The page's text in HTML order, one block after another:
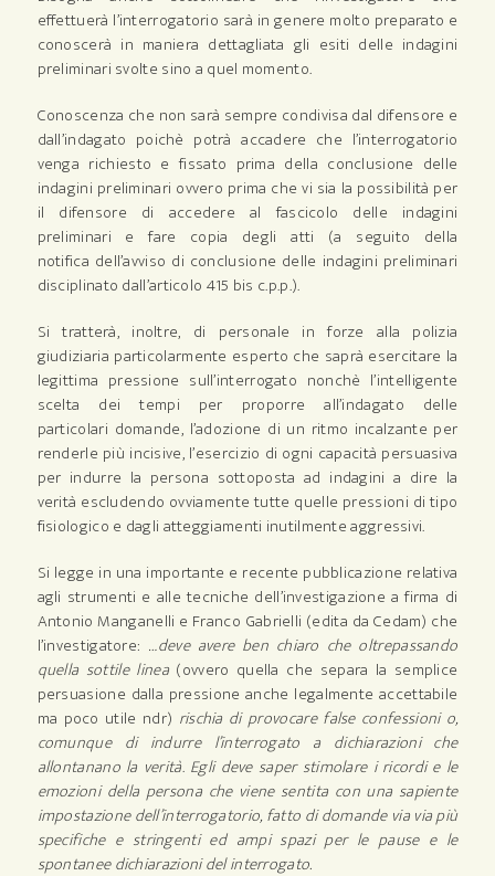
effettuerà l’interrogatorio sarà in genere molto preparato e
conoscerà in maniera dettagliata gli esiti delle indagini
preliminari svolte sino a quel momento.
Conoscenza che non sarà sempre condivisa dal difensore e
dall’indagato poichè potrà accadere che l’interrogatorio
venga richiesto e fissato prima della conclusione delle
indagini preliminari ovvero prima che vi sia la possibilità per
il difensore di accedere al fascicolo delle indagini
preliminari e fare copia degli atti (a seguito della
notifica dell’avviso di conclusione delle indagini preliminari
disciplinato dall’articolo 415 bis c.p.p.).
Si tratterà, inoltre, di personale in forze alla polizia
giudiziaria particolarmente esperto che saprà esercitare la
legittima pressione sull’interrogato nonchè l’intelligente
scelta dei tempi per proporre all’indagato delle
particolari domande, l’adozione di un ritmo incalzante per
renderle più incisive, l’esercizio di ogni capacità persuasiva
per indurre la persona sottoposta ad indagini a dire la
verità escludendo ovviamente tutte quelle pressioni di tipo
fisiologico e dagli atteggiamenti inutilmente aggressivi.
Si legge in una importante e recente pubblicazione relativa
agli strumenti e alle tecniche dell’investigazione a firma di
Antonio Manganelli e Franco Gabrielli (edita da Cedam) che
l’investigatore: …deve avere ben chiaro che oltrepassando
quella sottile linea(ovvero quella che separa la semplice
persuasione dalla pressione anche legalmente accettabile
ma poco utile ndr) rischia di provocare false confessioni o,
comunque di indurre l’interrogato a dichiarazioni che
allontanano la verità. Egli deve saper stimolare i ricordi e le
emozioni della persona che viene sentita con una sapiente
impostazione dell’interrogatorio, fatto di domande via via più
specifiche e stringenti ed ampi spazi per le pause e le
spontanee dichiarazioni del interrogato.